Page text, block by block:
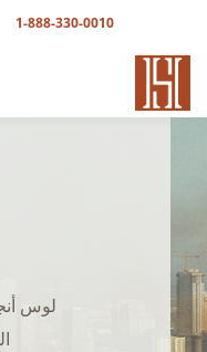
1-888-330-0010
لوس